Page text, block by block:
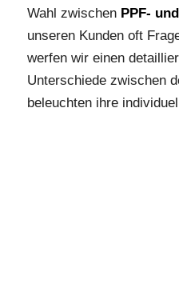
Wahl zwischen PPF-
unseren Kunden oft
werfen wir einen
Unterschiede zwischen
beleuchten ihre